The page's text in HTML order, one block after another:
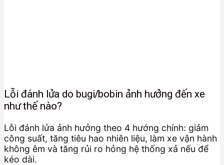
Lỗi đánh lửa do bugi/bobin ảnh hưởng đến xe
như thế nào?
Lỗi đánh lửa ảnh hưởng theo 4 hướng chính: giảm
công suất, tăng tiêu hao nhiên liệu, làm xe vận hành
không êm và tăng rủi ro hỏng hệ thống xả nếu để
kéo dài.